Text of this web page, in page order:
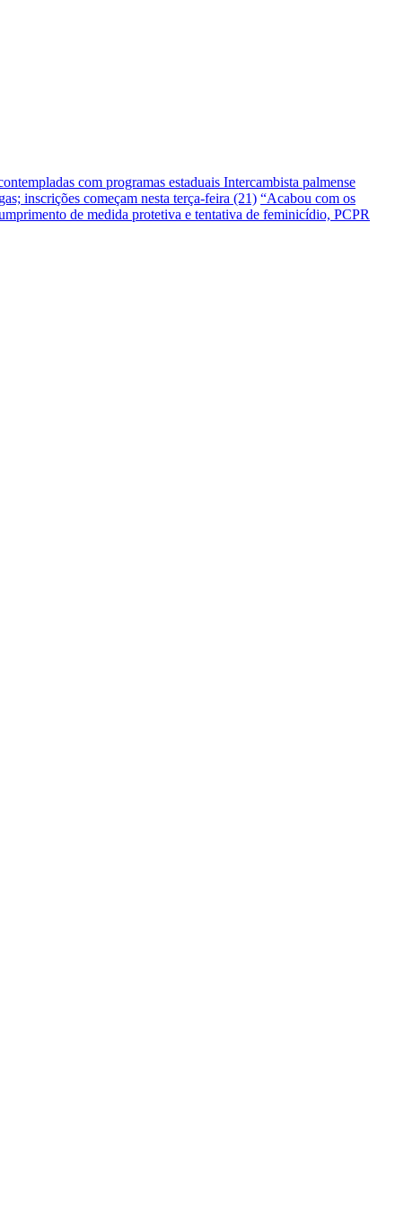
com programas estaduais Intercambista palmense
inscrições começam nesta terça-feira (21) “Acabou com os
de medida protetiva e tentativa de feminicídio, PCPR